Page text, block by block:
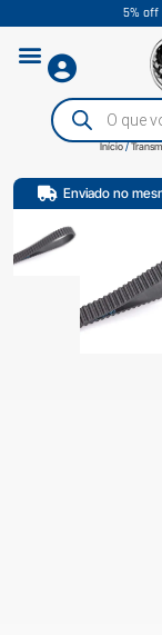
5% off
Início/
Enviado no